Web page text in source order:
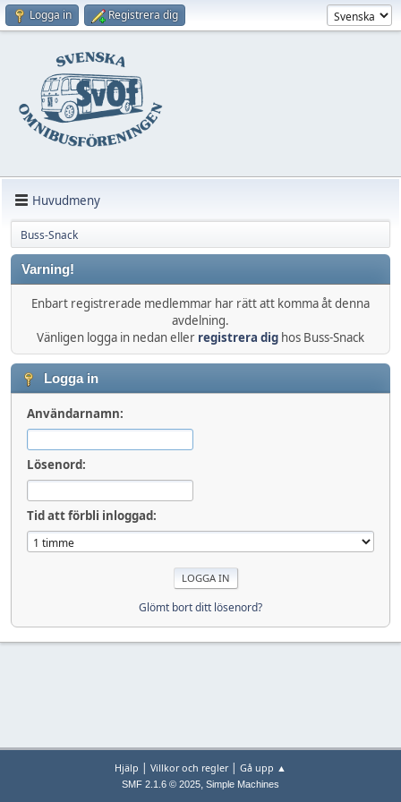
Logga in Registrera dig
Huvudmeny
Buss-Snack
Varning!
Enbart registrerade medlemmar har rätt att komma åt denna
avdelning.
Vänligen logga in nedan eller registrera dig hos Buss-Snack
Logga in
Användarnamn:
Lösenord:
Tid att förbli inloggad:
Glömt bort ditt lösenord?
Hjälp | Villkor och regler| Gå upp ▲
SMF 2.1.6 © 2025, Simple Machines